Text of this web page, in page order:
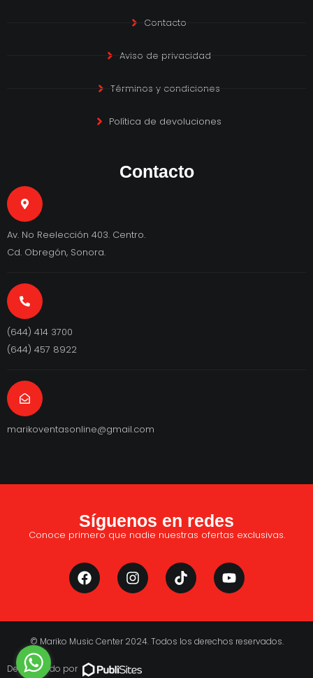
Contacto
Aviso de privacidad
Términos y condiciones
Política de devoluciones
Contacto
Av. No Reelección 403. Centro.
Cd. Obregón, Sonora.
(644) 414 3700
(644) 457 8922
marikoventasonline@gmail.com
Síguenos en redes
Conoce primero que nadie nuestras ofertas exclusivas.
© Mariko Music Center 2024. Todos los derechos reservados.
Desarrollado por